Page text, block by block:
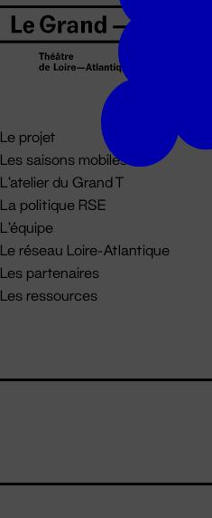
Le projet
Les saisons mobiles
L'atelier du Grand T
La politique RSE
L'équipe
Le réseau Loire-Atlantique
Les partenaires
Les ressources